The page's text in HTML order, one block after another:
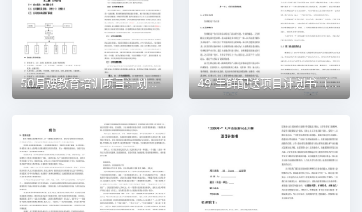
50月嫂教育培训项目计划书（word＋ppt配套）创业计划书word模板 49 生鲜配送项目计划书（word＋ppt配套）创业计划书word模板